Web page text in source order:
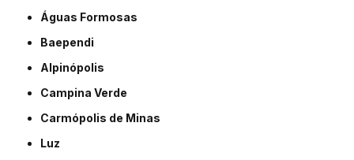
Águas Formosas
Baependi
Alpinópolis
Campina Verde
Carmópolis de Minas
Luz